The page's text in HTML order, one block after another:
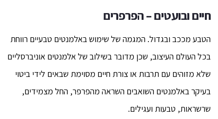
חיים ובועטים – הפרפרים
הטבע מככב ובגדול. המגמה של שימוש באלמנטים טבעיים רווחת
בכל העולם העיצוב, שכן מדובר בשילוב של אלמנטים אוניברסליים
שלא מזוהים עם תרבות או צורת חיים מסוימת שבאים לידי ביטוי
בעיקר באלמנטים השואבים השראה מהפרפר, החל מצמידים,
שרשראות, טבעות ועגילים.